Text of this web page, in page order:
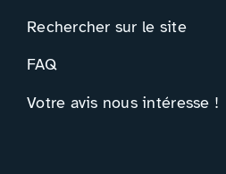
Rechercher sur le site
FAQ
Votre avis nous intéresse !